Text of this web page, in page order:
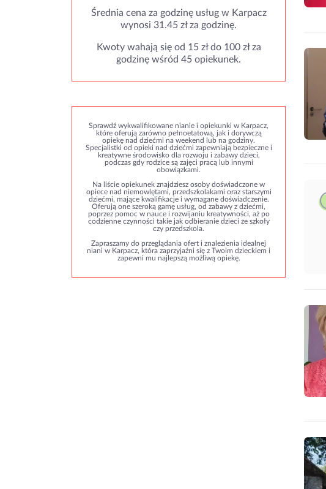
Średnia cena za godzinę usług w Karpacz
wynosi 31.45 zł za godzinę.
Kwoty wahają się od 15 zł do 100 zł za
godzinę wśród 45 opiekunek.
Sprawdź wykwalifikowane nianie i opiekunki w Karpacz,
które oferują zarówno pełnoetatową, jak i dorywczą
opiekę nad dziećmi na weekend lub na godziny.
Specjalistki od opieki nad dziećmi zapewniają bezpieczne i
kreatywne środowisko dla rozwoju i zabawy dzieci,
podczas gdy rodzice są zajęci pracą lub innymi
obowiązkami.
Na liście opiekunek znajdziesz osoby doświadczone w
opiece nad niemowlętami, przedszkolakami oraz starszymi
dziećmi, mające kwalifikacje i wymagane doświadczenie.
Oferują one szeroką gamę usług, od zabawy z dziećmi,
poprzez pomoc w nauce i rozwijaniu kreatywności, aż po
codzienne czynności takie jak odbieranie dzieci ze szkoły
czy przedszkola.
Zapraszamy do przeglądania ofert i znalezienia idealnej
niani w Karpacz, która zaprzyjaźni się z Twoim dzieckiem i
zapewni mu najlepszą możliwą opiekę.